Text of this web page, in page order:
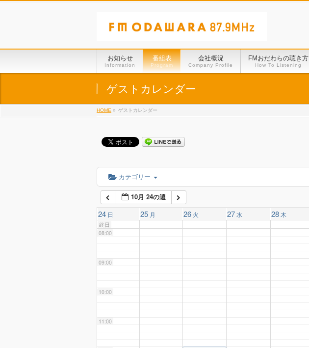
お知らせ
Information
番組表
Program
会社概況
Company Profile
FMおだわらの聴き方
How To Listening
ゲストカレンダー
HOME » ゲストカレンダー
カテゴリー
10月 24の週
24 日 25 月 26 火 27 水 28 木
終日
01:00
02:00
03:00
04:00
05:00
06:00
07:00
08:00
09:00
10:00
11:00